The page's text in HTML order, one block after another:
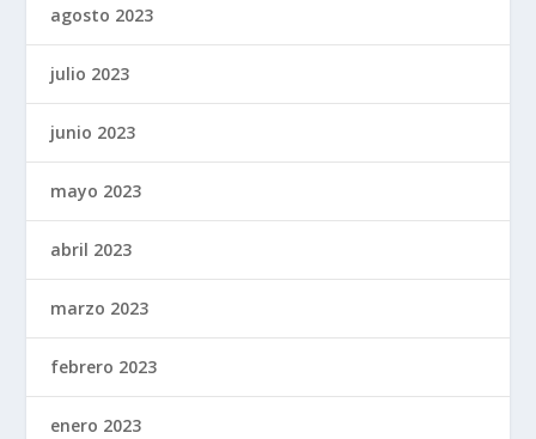
agosto 2023
julio 2023
junio 2023
mayo 2023
abril 2023
marzo 2023
febrero 2023
enero 2023